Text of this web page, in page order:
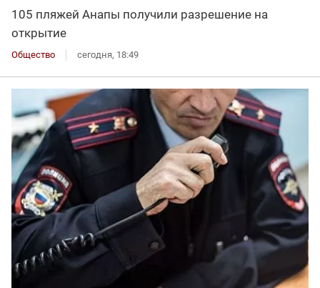
105 пляжей Анапы получили разрешение на
открытие
Общество сегодня, 18:49